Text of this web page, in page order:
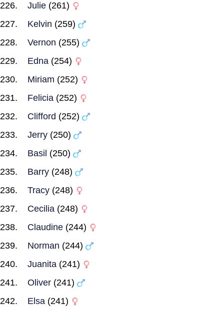
Julie (261)
Kelvin (259)
Vernon (255)
Edna (254)
Miriam (252)
Felicia (252)
Clifford (252)
Jerry (250)
Basil (250)
Barry (248)
Tracy (248)
Cecilia (248)
Claudine (244)
Norman (244)
Juanita (241)
Oliver (241)
Elsa (241)